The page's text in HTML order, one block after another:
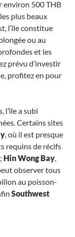
environ 500 THB
plus beaux
l’île constitue
ou au
et les
prévu d’investir
profitez en pour
l’île a subi
Certains sites
, où il est presque
requins de récifs
Hin Wong Bay,
observer tous
au poisson-
Southwest